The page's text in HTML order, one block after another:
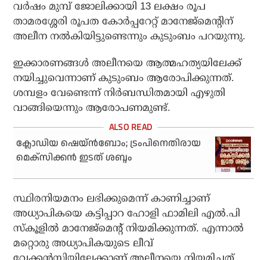
വര്‍ഷം മുമ്പ് ജോലിക്കായി 13 ലക്ഷം രൂപ
താമരശ്ശേരി രൂപത കോര്‍പ്പറേറ്റ് മാനേജ്മെന്റിന്
അലീന നല്‍കിയിട്ടുണ്ടെന്നും കുടുംബം പറയുന്നു.
ഇക്കാരണങ്ങള്‍ അലീനയെ ആത്മഹത്യയിലേക്ക്
നയിച്ചുവെന്നാണ് കുടുംബം ആരോപിക്കുന്നത്.
ശമ്പളം വേണ്ടെന്ന് നിര്‍ബന്ധിതമായി എഴുതി
വാങ്ങിയെന്നും ആരോപണമുണ്ട്.
ക്ലോഡിയ ഷെയ്ന്‍ബോം; ട്രംപിനെതിരായ
മെക്‌സിക്കന്‍ ഇടത് ശബ്ദം
സ്ഥിരനിയമനം ലഭിക്കുമെന്ന് കാണിച്ചാണ്
അധ്യാപികയെ കട്ടിപ്പാറ ഹോളി ഫാമിലി എല്‍.പി
സ്‌കൂളില്‍ മാനേജ്‌മെന്റ് നിയമിക്കുന്നത്. എന്നാല്‍
മറ്റൊരു അധ്യാപികയുടെ ലീവ്